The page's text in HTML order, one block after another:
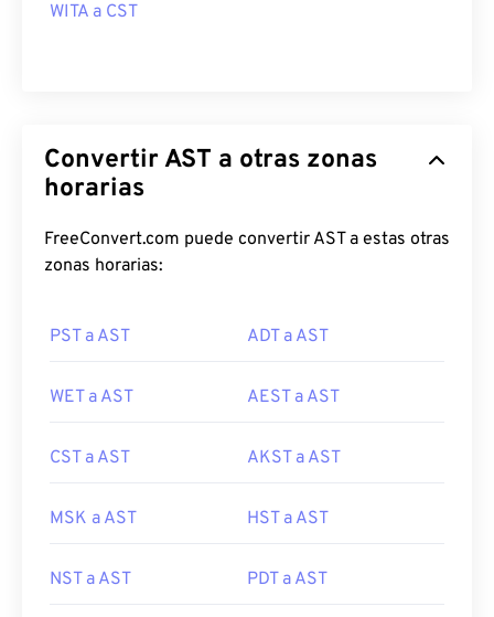
WITA a CST
Convertir AST a otras zonas
horarias
FreeConvert.com puede convertir AST a estas otras
zonas horarias:
PST a AST ADT a AST
WET a AST AEST a AST
CST a AST AKST a AST
MSK a AST HST a AST
NST a AST PDT a AST